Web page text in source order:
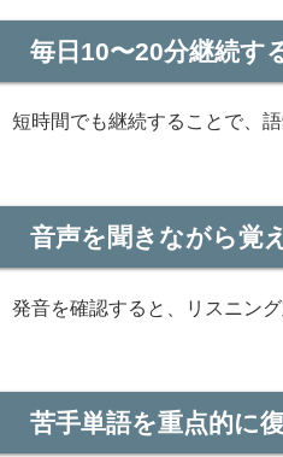
毎日10〜20分継続す
短時間でも継続することで、
音声を聞きながら覚
発音を確認すると、リスニン
苦手単語を重点的に